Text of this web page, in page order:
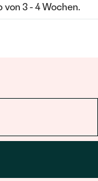
3 - 4 Wochen.